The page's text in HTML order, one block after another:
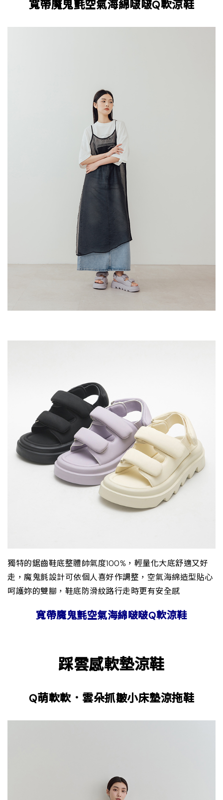
寬帶魔鬼氈空氣海綿啵啵Q軟涼鞋
獨特的鋸齒鞋底整體帥氣度100%，輕量化大底舒適又好
走，魔鬼氈設計可依個人喜好作調整，空氣海綿造型貼心
呵護妳的雙腳，鞋底防滑紋路行走時更有安全感
寬帶魔鬼氈空氣海綿啵啵Q軟涼鞋
踩雲感軟墊涼鞋
Q萌軟軟．雲朵抓皺小床墊涼拖鞋